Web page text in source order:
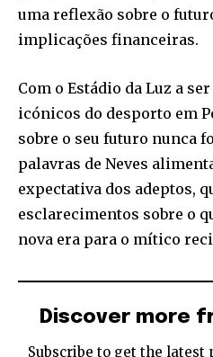
uma reflexão sobre o
implicações financeiras.
Com o Estádio da Luz a
icónicos do desporto em
sobre o seu futuro nunca
palavras de Neves
expectativa dos adeptos,
esclarecimentos sobre o
nova era para o mítico
Discover more
Subscribe to get the latest